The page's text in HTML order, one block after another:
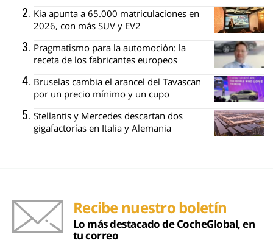
Kia apunta a 65.000 matriculaciones en
2026, con más SUV y EV2
Pragmatismo para la automoción: la
receta de los fabricantes europeos
Bruselas cambia el arancel del Tavascan
por un precio mínimo y un cupo
Stellantis y Mercedes descartan dos
gigafactorías en Italia y Alemania
Recibe nuestro boletín
Lo más destacado de CocheGlobal, en
tu correo